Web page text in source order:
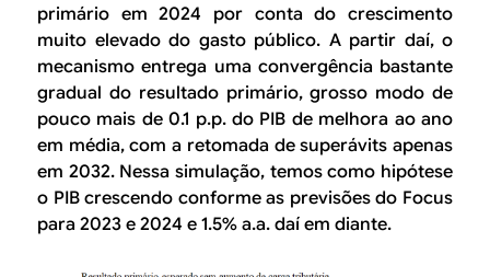
primário em 2024 por conta do crescimento
muito elevado do gasto público. A partir daí, o
mecanismo entrega uma convergência bastante
gradual do resultado primário, grosso modo de
pouco mais de 0.1 p.p. do PIB de melhora ao ano
em média, com a retomada de superávits apenas
em 2032. Nessa simulação, temos como hipótese
o PIB crescendo conforme as previsões do Focus
para 2023 e 2024 e 1.5% a.a. daí em diante.